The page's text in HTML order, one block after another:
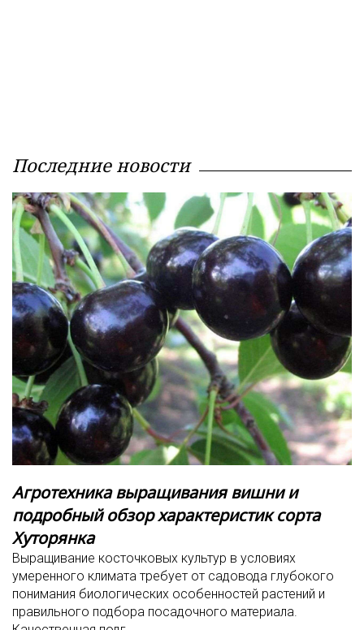
Последние новости
Агротехника выращивания вишни и
подробный обзор характеристик сорта
Хуторянка
Выращивание косточковых культур в условиях
умеренного климата требует от садовода глубокого
понимания биологических особенностей растений и
правильного подбора посадочного материала.